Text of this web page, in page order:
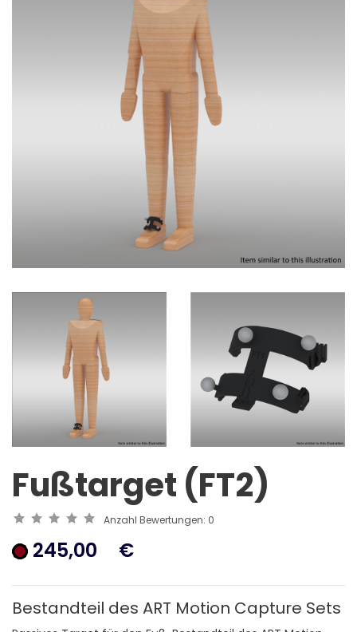
Fußtarget (FT2)
Anzahl Bewertungen: 0
245,00 €
Bestandteil des ART Motion Capture Sets